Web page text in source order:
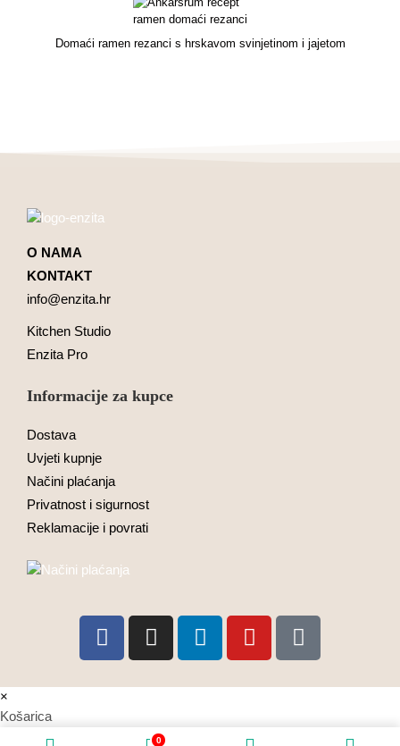
Domaći ramen rezanci s hrskavom svinjetinom i jajetom
O NAMA
KONTAKT
info@enzita.hr
Kitchen Studio
Enzita Pro
Informacije za kupce
Dostava
Uvjeti kupnje
Načini plaćanja
Privatnost i sigurnost
Reklamacije i povrati
0
×
Košarica